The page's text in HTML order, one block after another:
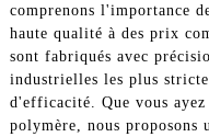
comprenons l'importance
haute qualité à des prix
sont fabriqués avec
industrielles les plus
d'efficacité. Que vous
polymère, nous proposons